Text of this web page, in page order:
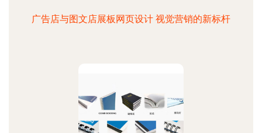
广告店与图文店展板网页设计 视觉营销的新标杆